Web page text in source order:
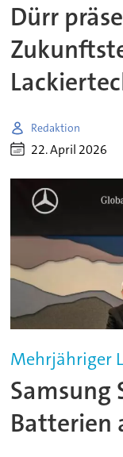
Dürr
Redaktion
22. April 2026
Mehrjähriger
Samsung
Batterien